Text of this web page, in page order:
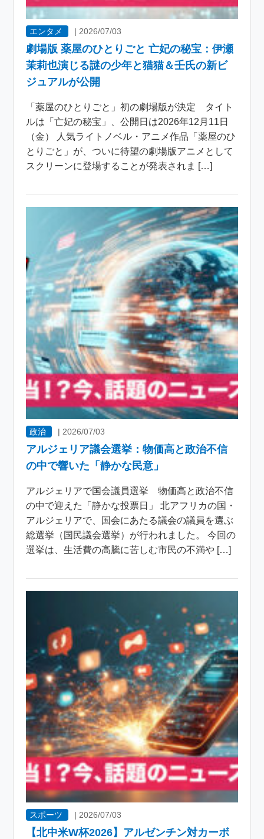
エンタメ |2026/07/03
劇場版 薬屋のひとりごと 亡妃の秘宝：伊瀬
茉莉也演じる謎の少年と猫猫＆壬氏の新ビ
ジュアルが公開
「薬屋のひとりごと」初の劇場版が決定 タイト
ルは「亡妃の秘宝」、公開日は2026年12月11日
（金） 人気ライトノベル・アニメ作品「薬屋のひ
とりごと」が、ついに待望の劇場版アニメとして
スクリーンに登場することが発表されま […]
政治 | 2026/07/03
アルジェリア議会選挙：物価高と政治不信
の中で響いた「静かな民意」
アルジェリアで国会議員選挙 物価高と政治不信
の中で迎えた「静かな投票日」 北アフリカの国・
アルジェリアで、国会にあたる議会の議員を選ぶ
総選挙（国民議会選挙）が行われました。 今回の
選挙は、生活費の高騰に苦しむ市民の不満や […]
スポーツ | 2026/07/03
【北中米W杯2026】アルゼンチン対カーボ